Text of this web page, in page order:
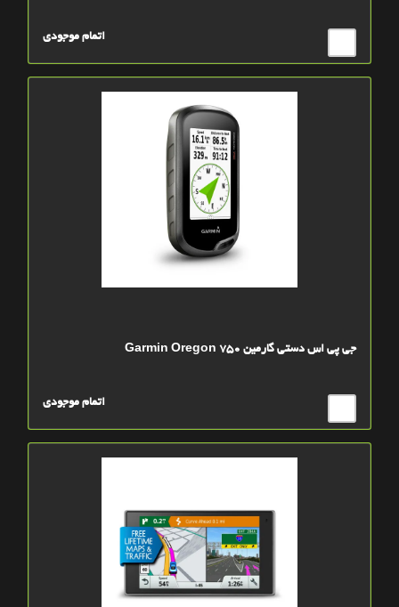
اتمام موجودی
جی پی اس دستی گارمین Garmin Oregon 750
اتمام موجودی